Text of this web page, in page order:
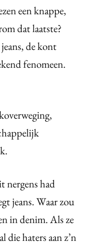
een knappe,
dat laatste?
de kont
fenomeen.
nergens had
jeans. Waar zou
in denim. Als ze
haters aan z’n